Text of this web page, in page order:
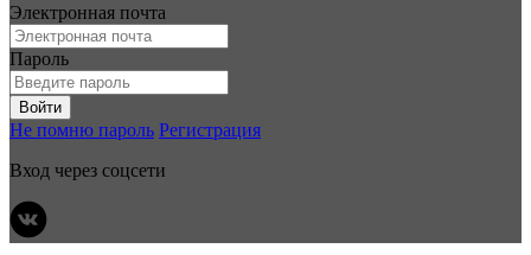
Электронная почта
Пароль
Войти
Не помню пароль Регистрация
Вход через соцсети